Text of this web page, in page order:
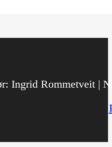
Ingrid Rommetveit |